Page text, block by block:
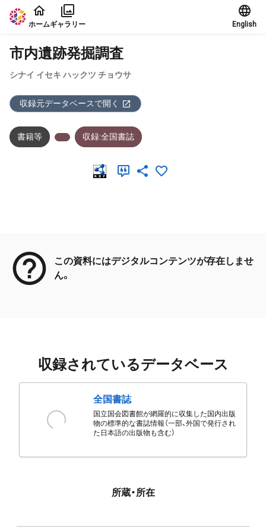
本文に飛ぶ
ホームギャラリー English
市内遺跡発掘調査
シナイ イセキ ハックツ チョウサ
収録元データベースで開く
書籍等 収録:全国書誌
この資料にはデジタルコンテンツが存在しませ
ん。
収録されているデータベース
全国書誌
国立国会図書館が網羅的に収集した国内出版
物の標準的な書誌情報（一部、外国で発行され
た日本語の出版物も含む）
所蔵・所在